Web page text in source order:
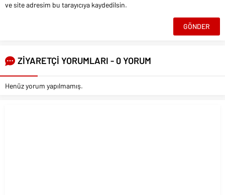
ve site adresim bu tarayıcıya kaydedilsin.
ZİYARETÇİ YORUMLARI - 0 YORUM
Henüz yorum yapılmamış.